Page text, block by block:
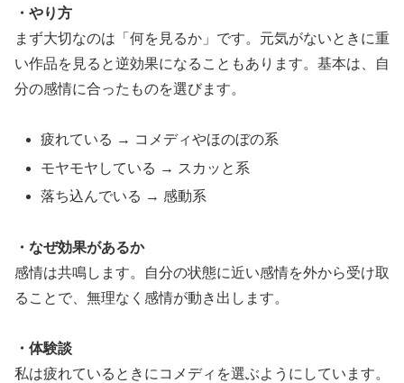
・やり方
まず大切なのは「何を見るか」です。元気がないときに重
い作品を見ると逆効果になることもあります。基本は、自
分の感情に合ったものを選びます。
疲れている → コメディやほのぼの系
モヤモヤしている → スカッと系
落ち込んでいる → 感動系
・なぜ効果があるか
感情は共鳴します。自分の状態に近い感情を外から受け取
ることで、無理なく感情が動き出します。
・体験談
私は疲れているときにコメディを選ぶようにしています。